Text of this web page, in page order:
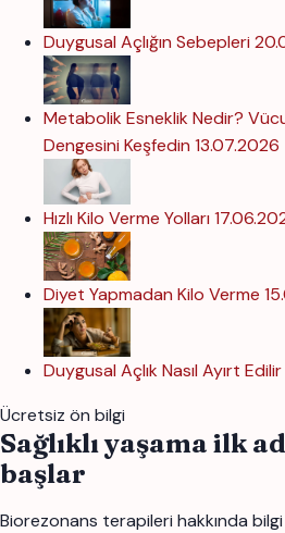
Duygusal Açlığın Sebepleri
Metabolik Esneklik Nedir?
Dengesini Keşfedin 13.07.2026
Hızlı Kilo Verme Yolları
Diyet Yapmadan Kilo Verme
Duygusal Açlık Nasıl Ayırt Edilir
Ücretsiz ön bilgi
Sağlıklı yaşama ilk
başlar
Biorezonans terapileri hakkında